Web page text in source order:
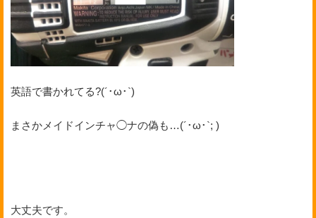
英語で書かれてる?(´･ω･`)
まさかメイドインチャ◯ナの偽も…(´･ω･`; )
大丈夫です。